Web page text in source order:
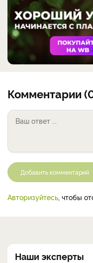
Комментарии
Добавить комментарий
Авторизуйтесь, чтобы
Наши эксперты